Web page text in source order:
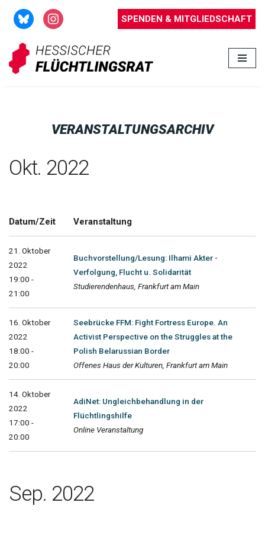
Zum
Inhalt
springen
SPENDEN & MITGLIEDSCHAFT
VERANSTALTUNGSARCHIV
Okt. 2022
Datum/Zeit Veranstaltung
21. Oktober
2022
19:00 -
21:00
Buchvorstellung/Lesung: Ilhami Akter -
Verfolgung, Flucht u. Solidarität
Studierendenhaus, Frankfurt am Main
16. Oktober
2022
18:00 -
20:00
Seebrücke FFM: Fight Fortress Europe. An
Activist Perspective on the Struggles at the
Polish Belarussian Border
Offenes Haus der Kulturen, Frankfurt am Main
14. Oktober
2022
17:00 -
20:00
AdiNet: Ungleichbehandlung in der
Flüchtlingshilfe
Online Veranstaltung
Sep. 2022